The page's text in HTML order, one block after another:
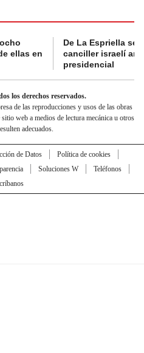
ellas en
De La Espriella se
canciller israelí
presidencial
los derechos reservados.
de las reproducciones y usos de las obras
web a medios de lectura mecánica u otros
adecuados.
de Datos
Política de cookies
Soluciones W
Teléfonos